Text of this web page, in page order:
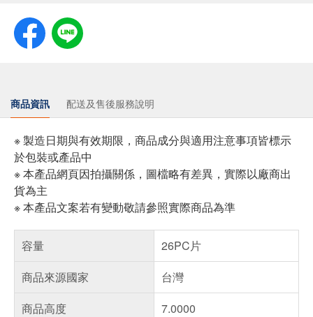
商品資訊 配送及售後服務說明
※ 製造日期與有效期限，商品成分與適用注意事項皆標示
於包裝或產品中
※ 本產品網頁因拍攝關係，圖檔略有差異，實際以廠商出
貨為主
※ 本產品文案若有變動敬請參照實際商品為準
容量
26PC片
商品來源國家
台灣
商品高度
7.0000